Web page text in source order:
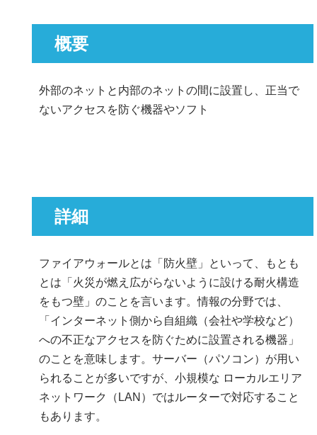
概要
外部のネットと内部のネットの間に設置し、正当で
ないアクセスを防ぐ機器やソフト
詳細
ファイアウォールとは「防火壁」といって、もとも
とは「火災が燃え広がらないように設ける耐火構造
をもつ壁」のことを言います。情報の分野では、
「インターネット側から自組織（会社や学校など）
への不正なアクセスを防ぐために設置される機器」
のことを意味します。サーバー（パソコン）が用い
られることが多いですが、小規模な ローカルエリア
ネットワーク（LAN）ではルーターで対応すること
もあります。